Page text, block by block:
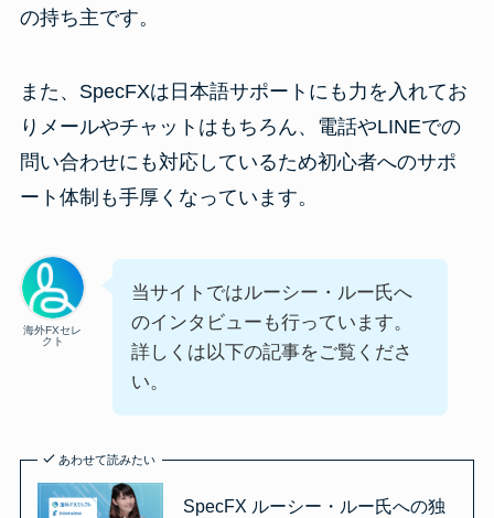
の持ち主です。
また、SpecFXは日本語サポートにも力を入れてお
りメールやチャットはもちろん、電話やLINEでの
問い合わせにも対応しているため初心者へのサポ
ート体制も手厚くなっています。
海外FXセレ
クト
当サイトではルーシー・ルー氏へ
のインタビューも行っています。
詳しくは以下の記事をご覧くださ
い。
あわせて読みたい
SpecFX ルーシー・ルー氏への独